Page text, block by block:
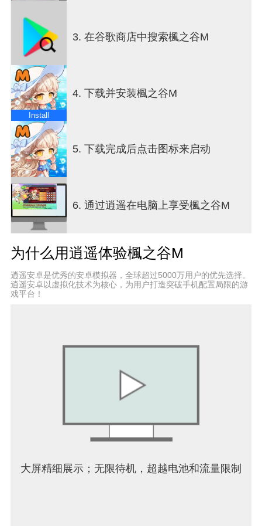
▶ 打造独一无二的个性角色！ ◀
想创造属于自己的专属角色吗？
如果你正在寻找动漫风MMORPG手游，《冒险岛
M》绝对是不二之选！
从皇家发型与整形、混染发色、隐形眼镜，到宠物
与机器人，
通过经典纸娃娃系统，自由搭配，尽情打造专属风
格！
在广阔的冒险岛世界中书写你的故事——
展开冒险，培养英雄，创造属于你的世界！
▶ 与好友并肩作战的MMORPG乐趣 ◀
真正的MMORPG魅力，在于与好友共同冒险！
创建公会、组建队伍、挑战强力BOSS，
这一切都可以在免费手游中实现！
在大型副本中与伙伴协力作战，击败强敌，
▶ 挂机也能变强，随时随地轻松成长！
▶ 战斗+养成+换装一站式体验，MMORPG手游首
选！
如有问题，可通过游戏内1:1客服或邮箱咨询：
help_MapleStoryM@nexon.com
更多更新与活动信息，请关注官方社交平台：
为提供更好的服务，使用过程中将申请以下权限：
3. 在谷歌商店中搜索楓之谷M
Install
4. 下载并安装楓之谷M
5. 下载完成后点击图标来启动
6. 通过逍遥在电脑上享受楓之谷M
为什么用逍遥体验楓之谷M
逍遥安卓是优秀的安卓模拟器，全球超过5000万用户的优先选择。
逍遥安卓以虚拟化技术为核心，为用户打造突破手机配置局限的游
戏平台！
大屏精细展示；无限待机，超越电池和流量限制